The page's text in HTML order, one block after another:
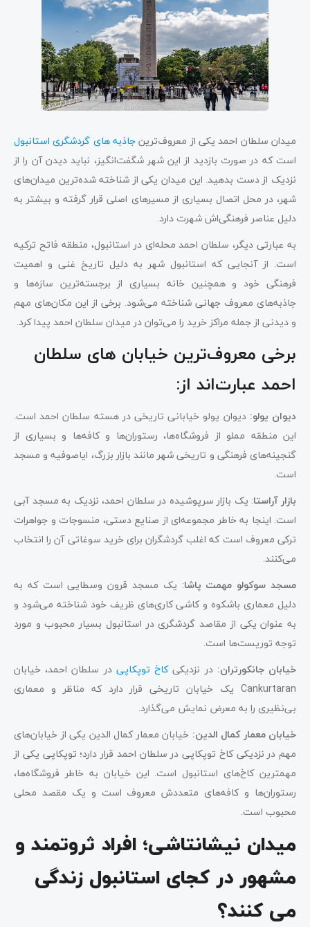
میدان سلطان احمد یکی از معروف‌ترینجاذبه های گردشگری استانبول
است که در صورت بازدید از این شهر شگفت‌انگیز، نباید دیدن آن را از
نزدیک از دست بدهید. این میدان یکی از شناخته شده‌ترین میدان‌های
شهر، در محل اتصال بسیاری از مسیرهای اصلی قرار گرفته و بیشتر به
دلیل عناصر فرهنگی‌اش شهرت دارد.
به عبارتی دیگر، سلطان احمد محله‌ای در استانبول، منطقه فاتح ترکیه
است. از آنجایی که استانبول شهر به دلیل تاریخ غنی و اهمیت
فرهنگی خود و همچنین خانه بسیاری از برجسته‌ترین سازه‌ها و
جاذبه‌های معروف جهانی شناخته می‌شود. برخی از این مکان‌های مهم
و دیدنی از جمله مراکز خرید را می‌توان در میدان سلطان احمد پیدا کرد.
برخی معروف‌ترین خیابان های سلطان
احمد عبارت‌اند از:
دیوان یولو: دیوان یولو خیابانی تاریخی در هسته سلطان احمد است.
این منطقه مملو از فروشگاه‌ها، رستوران‌ها و کافه‌ها و بسیاری از
گنجینه‌های فرهنگی و تاریخی شهر مانند بازار بزرگ، ایاصوفیه و مسجد
است.
بازار آراستا: یک بازار سرپوشیده در سلطان احمد، نزدیک به مسجد آبی
است. اینجا به خاطر مجموعه‌ای از صنایع دستی، منسوجات و جواهرات
ترکی معروف است که اغلب گردشگران برای خرید سوغاتی آن را انتخاب
می‌کنند.
مسجد سوکولو مهمت پاشا: یک مسجد قرون وسطایی است که به
دلیل معماری باشکوه و کاشی کار‌ی‌های ظریف خود شناخته می‌شود و
به عنوان یکی از مقاصد گردشگری در استانبول بسیار محبوب و مورد
توجه توریست‌ها است.
خیابان جانکورتران: در نزدیکیکاخ توپکاپی در سلطان احمد، خیابان
Cankurtaran یک خیابان تاریخی قرار دارد که مناظر و معماری
بی‌نظیری را به معرض نمایش می‌گذارد.
خیابان معمار کمال الدین: خیابان معمار کمال الدین یکی از خیابان‌های
مهم در نزدیکی کاخ توپکاپی در سلطان احمد قرار دارد؛ توپکاپی یکی از
مهمترین کاخ‌های استانبول است. این خیابان به خاطر فروشگاه‌ها،
رستوران‌ها و کافه‌های متعددش معروف است و یک مقصد محلی
محبوب است.
میدان نیشانتاشی؛ افراد ثروتمند و
مشهور در کجای استانبول زندگی
می کنند؟